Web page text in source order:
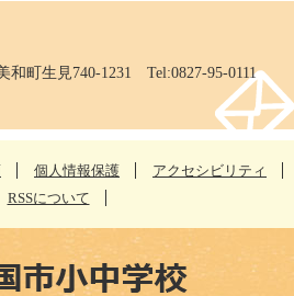
和町生見740-1231 Tel:0827-95-0111
個人情報保護
アクセシビリティ
RSSについて